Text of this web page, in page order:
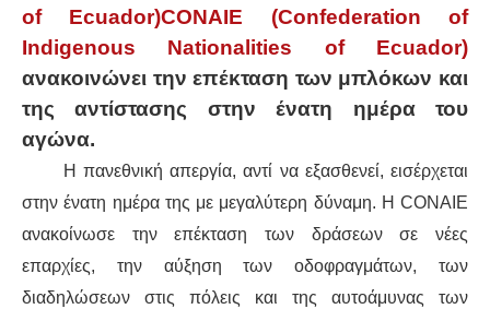
of Ecuador)CONAIE (Confederation of
Indigenous Nationalities of Ecuador)
ανακοινώνει την επέκταση των μπλόκων και
της αντίστασης στην ένατη ημέρα του
αγώνα.
Η πανεθνική απεργία, αντί να εξασθενεί, εισέρχεται
στην ένατη ημέρα της με μεγαλύτερη δύναμη. Η CONAIE
ανακοίνωσε την επέκταση των δράσεων σε νέες
επαρχίες, την αύξηση των οδοφραγμάτων, των
διαδηλώσεων στις πόλεις και της αυτοάμυνας των